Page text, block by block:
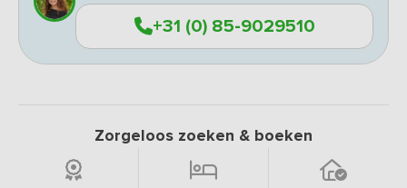
+31 (0) 85-9029510
Zorgeloos zoeken & boeken